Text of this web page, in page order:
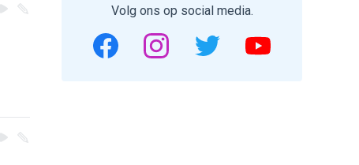
Volg ons op social media.